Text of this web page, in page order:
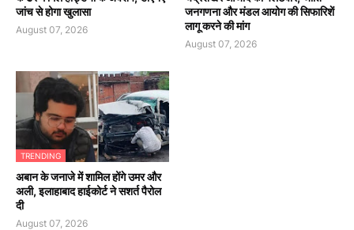
जांच से होगा खुलासा
August 07, 2026
जनगणना और मंडल आयोग की सिफारिशें
लागू करने की मांग
August 07, 2026
TRENDING
अबान के जनाजे में शामिल होंगे उमर और
अली, इलाहाबाद हाईकोर्ट ने सशर्त पैरोल
दी
August 07, 2026